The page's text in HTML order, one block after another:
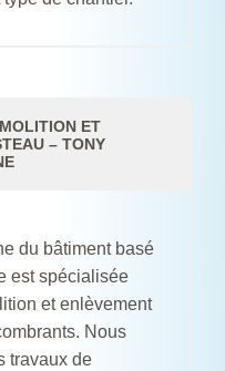
ET
– TONY
du bâtiment basé
est spécialisée
et enlèvement
Nous
travaux de